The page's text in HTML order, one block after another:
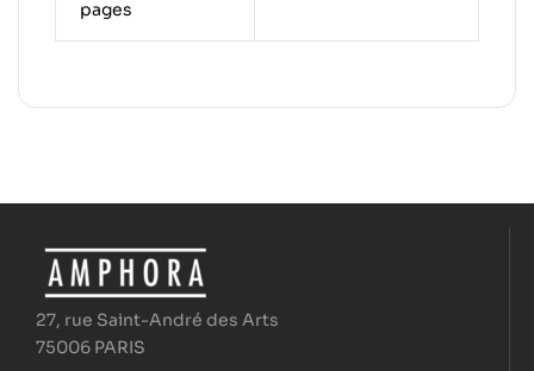
pages
27, rue Saint-André des Arts
75006 PARIS